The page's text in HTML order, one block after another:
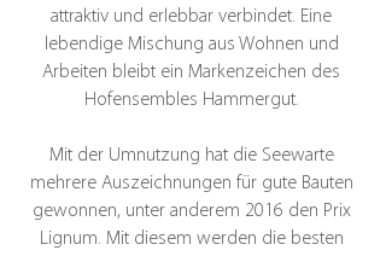
attraktiv und erlebbar verbindet. Eine
lebendige Mischung aus Wohnen und
Arbeiten bleibt ein Markenzeichen des
Hofensembles Hammergut.
Mit der Umnutzung hat die Seewarte
mehrere Auszeichnungen für gute Bauten
gewonnen, unter anderem 2016 den Prix
Lignum. Mit diesem werden die besten